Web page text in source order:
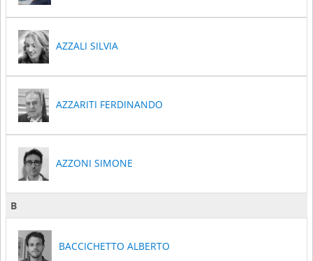
AZZALI SILVIA
AZZARITI FERDINANDO
AZZONI SIMONE
B
BACCICHETTO ALBERTO